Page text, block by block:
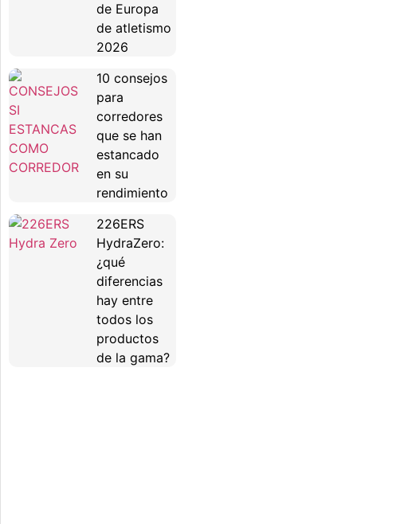
de Europa
de atletismo
2026
10 consejos
para
corredores
que se han
estancado
en su
rendimiento
226ERS
HydraZero:
¿qué
diferencias
hay entre
todos los
productos
de la gama?